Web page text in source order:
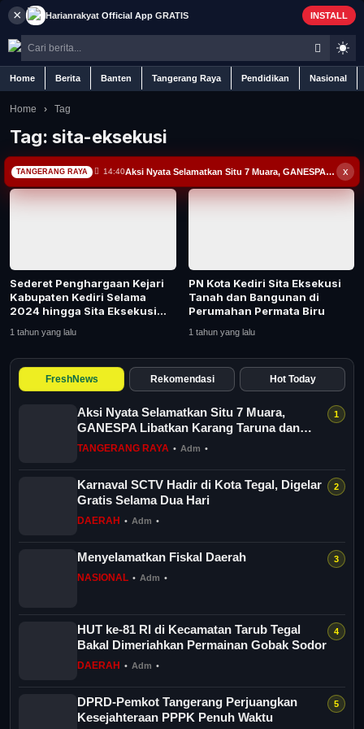
× Harianrakyat Official App GRATIS INSTALL
Home Berita Banten Tangerang Raya Pendidikan Nasional
Home
Contact
Banten
Tangerang Raya
Pendidikan
Bogor Raya
Home › Tag
Tag: sita-eksekusi
Sederet Penghargaan Kejari
Kabupaten Kediri Selama
2024 hingga Sita Eksekusi
1 tahun yang lalu
PN Kota Kediri Sita Eksekusi
Tanah dan Bangunan di
Perumahan Permata Biru
1 tahun yang lalu
FreshNews Rekomendasi Hot Today
Aksi Nyata Selamatkan Situ 7 Muara,
GANESPA Libatkan Karang Taruna dan
Komunitas
TANGERANG RAYA • Adm •
Karnaval SCTV Hadir di Kota Tegal, Digelar
Gratis Selama Dua Hari
DAERAH • Adm •
Menyelamatkan Fiskal Daerah
NASIONAL • Adm •
HUT ke-81 RI di Kecamatan Tarub Tegal
Bakal Dimeriahkan Permainan Gobak Sodor
DAERAH • Adm •
DPRD-Pemkot Tangerang Perjuangkan
Kesejahteraan PPPK Penuh Waktu
x
TANGERANG RAYA 14:40 Aksi Nyata Selamatkan Situ 7 Muara, GANESPA Libatkan Karang Taruna dan Komunitas